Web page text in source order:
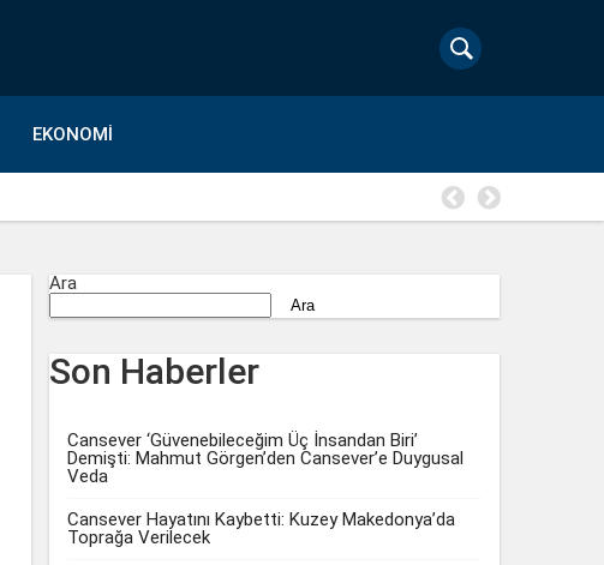
EKONOMI
Ara
Ara
Son Haberler
Cansever ‘Güvenebileceğim Üç İnsandan Biri’
Demişti: Mahmut Görgen’den Cansever’e Duygusal
Veda
Cansever Hayatını Kaybetti: Kuzey Makedonya’da
Toprağa Verilecek